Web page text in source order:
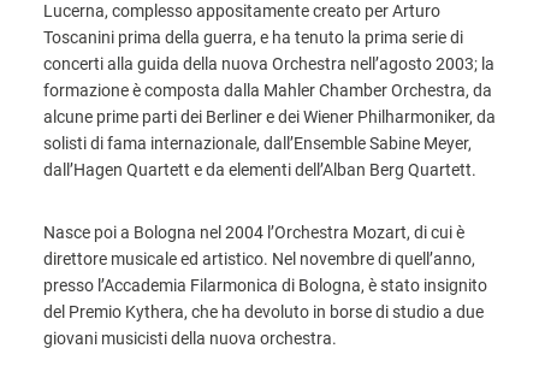
Lucerna, complesso appositamente creato per Arturo
Toscanini prima della guerra, e ha tenuto la prima serie di
concerti alla guida della nuova Orchestra nell’agosto 2003; la
formazione è composta dalla Mahler Chamber Orchestra, da
alcune prime parti dei Berliner e dei Wiener Philharmoniker, da
solisti di fama internazionale, dall’Ensemble Sabine Meyer,
dall’Hagen Quartett e da elementi dell’Alban Berg Quartett.
Nasce poi a Bologna nel 2004 l’Orchestra Mozart, di cui è
direttore musicale ed artistico. Nel novembre di quell’anno,
presso l’Accademia Filarmonica di Bologna, è stato insignito
del Premio Kythera, che ha devoluto in borse di studio a due
giovani musicisti della nuova orchestra.